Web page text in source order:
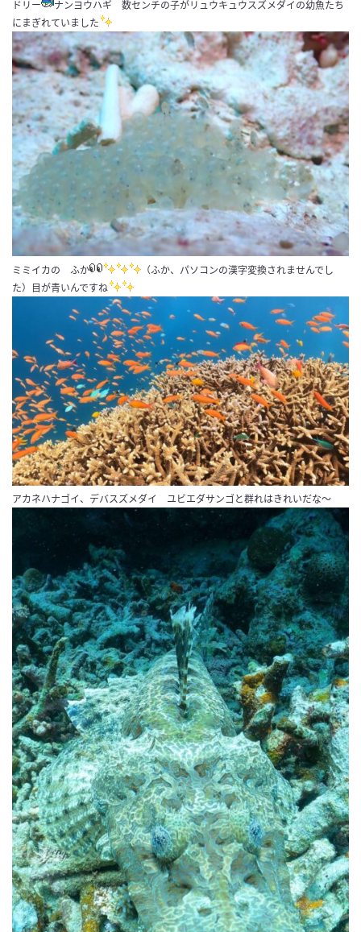
ドリー
ナンヨウハギ 数センチの子がリュウキュウスズメダイの幼魚たち
にまぎれていました
ミミイカの ふか
（ふか、パソコンの漢字変換されませんでし
た）目が青いんですね
アカネハナゴイ、デバスズメダイ ユビエダサンゴと群れはきれいだな～